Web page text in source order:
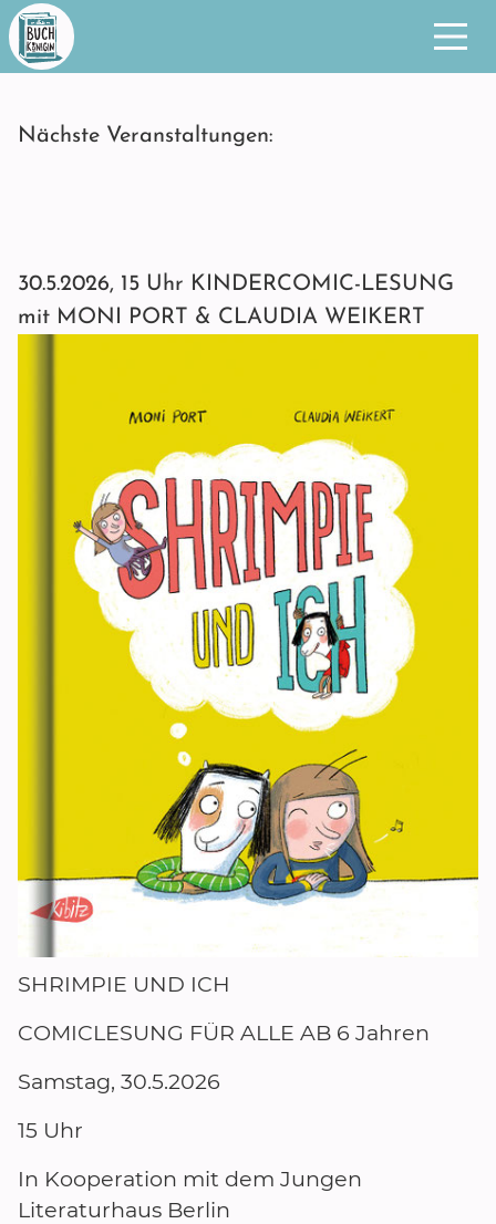
Nächste Veranstaltungen:
30.5.2026, 15 Uhr KINDERCOMIC-LESUNG
mit MONI PORT & CLAUDIA WEIKERT
SHRIMPIE UND ICH
COMICLESUNG FÜR ALLE AB 6 Jahren
Samstag, 30.5.2026
15 Uhr
In Kooperation mit dem Jungen
Literaturhaus Berlin